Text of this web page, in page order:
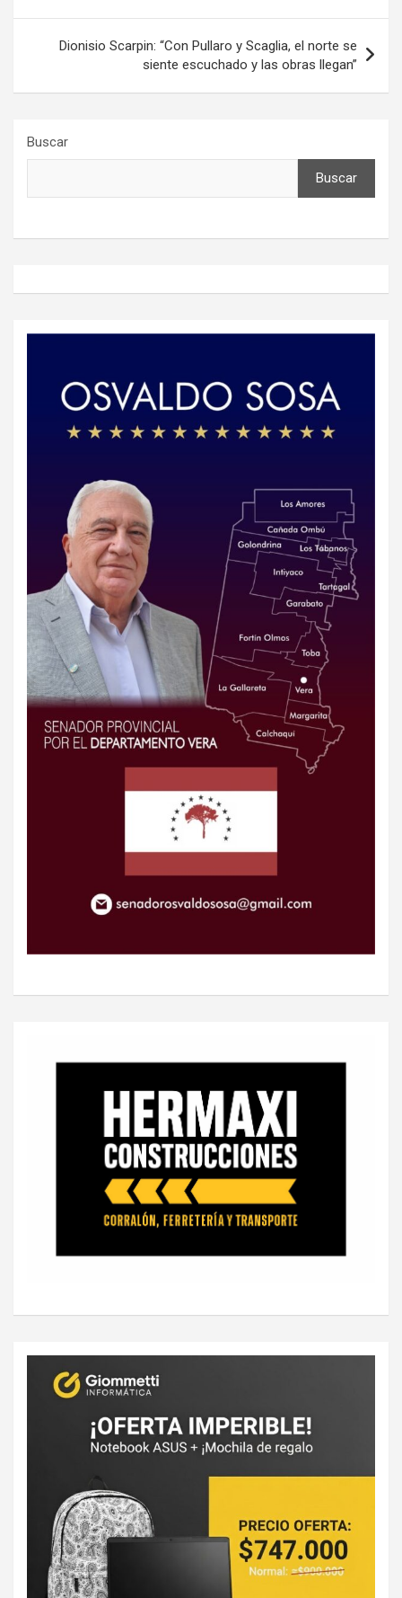
entradas
Dionisio Scarpin: “Con Pullaro y Scaglia, el norte se
siente escuchado y las obras llegan”
Buscar
Buscar